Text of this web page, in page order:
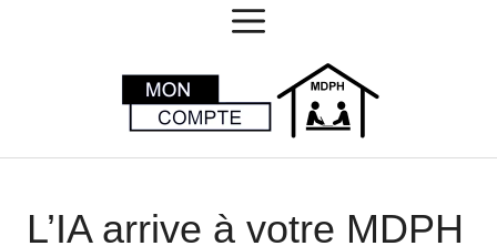
MENU
L’IA arrive à votre MDPH